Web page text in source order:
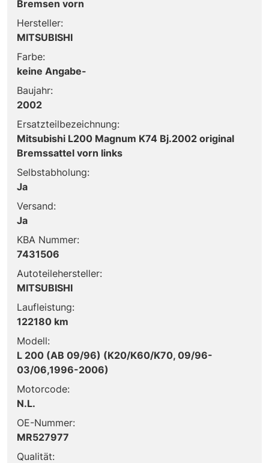
Bremsen vorn
Hersteller:
MITSUBISHI
Farbe:
keine Angabe-
Baujahr:
2002
Ersatzteilbezeichnung:
Mitsubishi L200 Magnum K74 Bj.2002 original
Bremssattel vorn links
Selbstabholung:
Ja
Versand:
Ja
KBA Nummer:
7431506
Autoteilehersteller:
MITSUBISHI
Laufleistung:
122180 km
Modell:
L 200 (AB 09/96) (K20/K60/K70, 09/96-
03/06,1996-2006)
Motorcode:
N.L.
OE-Nummer:
MR527977
Qualität: